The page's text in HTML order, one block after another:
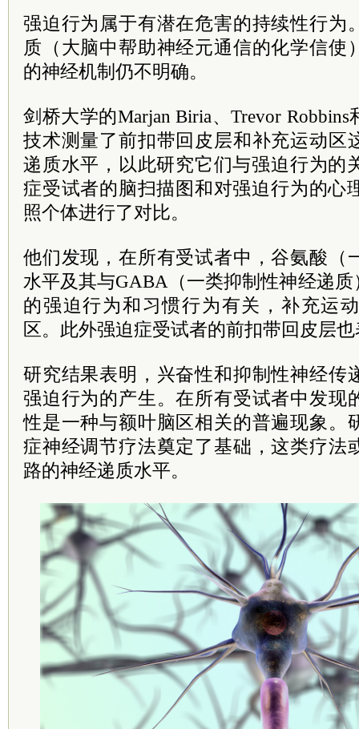
强迫行为属于有潜在危害的持续性行为
质（大脑中帮助神经元通信的化学信使
的神经机制仍不明确。
剑桥大学的Marjan Biria、Trevor
技术测量了前扣带回皮层和补充运动区
递质水平，以此研究它们与强迫行为的
症受试者的脑扫描图和对强迫行为的心
照个体进行了对比。
他们发现，在所有受试者中，谷氨酸（
水平及其与GABA（一类抑制性神经递
的强迫行为和习惯行为有关，补充运
区。此外强迫症受试者的前扣带回皮层
研究结果表明，兴奋性和抑制性神经传
强迫行为的产生。在所有受试者中发现
性是一种与额叶脑区相关的普遍现象。
症神经调节疗法奠定了基础，这类疗法
路的神经递质水平。